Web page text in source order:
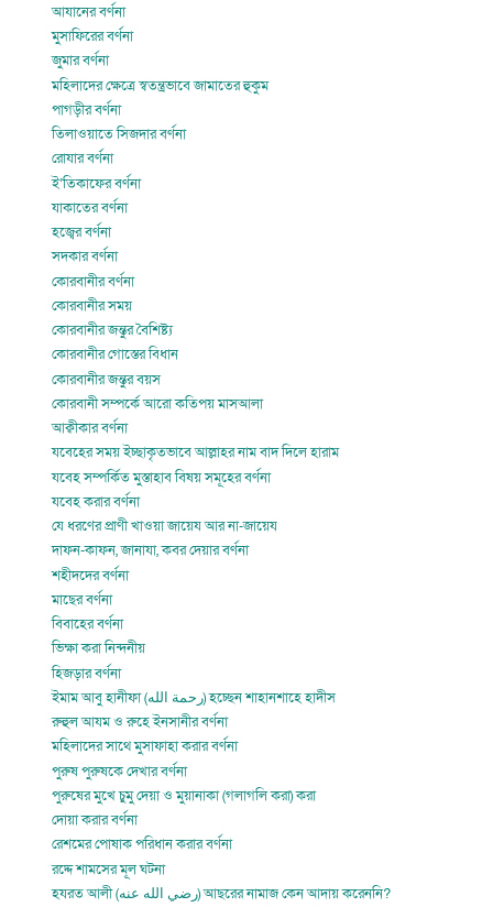
আযানের বর্ণনা
মুসাফিরের বর্ণনা
জুমার বর্ণনা
মহিলাদের ক্ষেত্রে স্বতন্ত্রভাবে জামাতের হুকুম
পাগড়ীর বর্ণনা
তিলাওয়াতে সিজদার বর্ণনা
রোযার বর্ণনা
ই’তিকাফের বর্ণনা
যাকাতের বর্ণনা
হজ্বের বর্ণনা
সদকার বর্ণনা
কোরবানীর বর্ণনা
কোরবানীর সময়
কোরবানীর জন্তুর বৈশিষ্ট্য
কোরবানীর গোস্তের বিধান
কোরবানীর জন্তুর বয়স
কোরবানী সম্পর্কে আরো কতিপয় মাসআলা
আক্বীকার বর্ণনা
যবেহের সময় ইচ্ছাকৃতভাবে আল্লাহর নাম বাদ দিলে হারাম
যবেহ সম্পর্কিত মুস্তাহাব বিষয় সমূহের বর্ণনা
যবেহ করার বর্ণনা
যে ধরণের প্রাণী খাওয়া জায়েয আর না-জায়েয
দাফন-কাফন, জানাযা, কবর দেয়ার বর্ণনা
শহীদদের বর্ণনা
মাছের বর্ণনা
বিবাহের বর্ণনা
ভিক্ষা করা নিন্দনীয়
হিজড়ার বর্ণনা
ইমাম আবু হানীফা (رحمة الله) হচ্ছেন শাহানশাহে হাদীস
রুহুল আযম ও রুহে ইনসানীর বর্ণনা
মহিলাদের সাথে মুসাফাহা করার বর্ণনা
পুরুষ পুরুষকে দেখার বর্ণনা
পুরুষের মুখে চুমু দেয়া ও মুয়ানাকা (গলাগলি করা) করা
দোয়া করার বর্ণনা
রেশমের পোষাক পরিধান করার বর্ণনা
রদ্দে শামসের মূল ঘটনা
হযরত আলী (رضي الله عنه) আছরের নামাজ কেন আদায় করেননি?